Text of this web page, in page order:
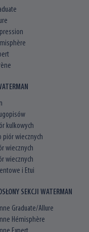
kulkowych
piór wiecznych
wiecznych
wiecznych
i Etui
SEKCJI WATERMAN
Graduate/Allure
Hémisphère